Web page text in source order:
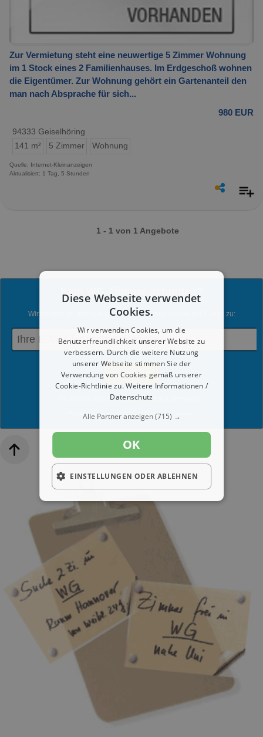
Zur Vermietung steht eine neuwertige 5 Zimmer Wohnung
im 1 Stock eines 2 Familienhauses. Im Erdgeschoß wohnen
die Eigentümer. Zur Wohnung gehört ein Gartenanteil den
man nach Absprache für sich...
980 EUR
94333 Geiselhöring
141 m²
5 Zimmer Wohnung
Quelle: Internet-Kleinanzeigen
Aktualisiert: 1 Tag, 5 Stunden
1 - 1 von 1 Angebote
Kein WG-Zimmer gefunden?
Wir senden dir gern neue Angebote zu Ihrer Suche per E-Mail zu:
Du kannst jederzeit diesen Service abmelden.
Mit dem Absenden werden die Datenschutzrichtlinien
Diese Webseite verwendet
Cookies.
Wir verwenden Cookies, um die
Benutzerfreundlichkeit unserer Website zu
verbessern. Durch die weitere Nutzung
unserer Webseite stimmen Sie der
Verwendung von Cookies gemäß unserer
Cookie-Richtlinie zu.Weitere Informationen /
Datenschutz
Alle Partner anzeigen(715) →
OK
EINSTELLUNGEN ODER ABLEHNEN